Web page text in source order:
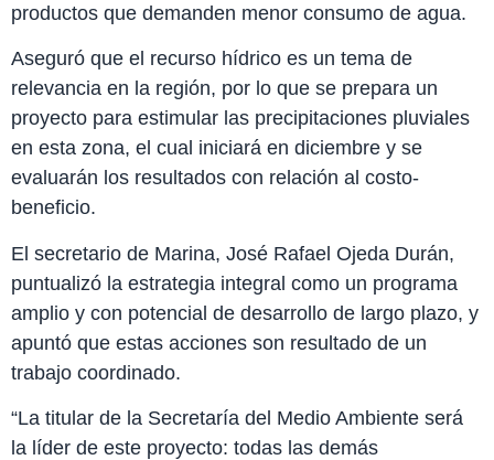
productos que demanden menor consumo de agua.
Aseguró que el recurso hídrico es un tema de
relevancia en la región, por lo que se prepara un
proyecto para estimular las precipitaciones pluviales
en esta zona, el cual iniciará en diciembre y se
evaluarán los resultados con relación al costo-
beneficio.
El secretario de Marina, José Rafael Ojeda Durán,
puntualizó la estrategia integral como un programa
amplio y con potencial de desarrollo de largo plazo, y
apuntó que estas acciones son resultado de un
trabajo coordinado.
“La titular de la Secretaría del Medio Ambiente será
la líder de este proyecto: todas las demás